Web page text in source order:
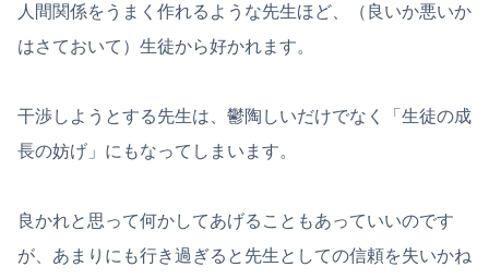
人間関係をうまく作れるような先生ほど、（良いか悪いか
はさておいて）生徒から好かれます。
干渉しようとする先生は、鬱陶しいだけでなく「生徒の成
長の妨げ」にもなってしまいます。
良かれと思って何かしてあげることもあっていいのです
が、あまりにも行き過ぎると先生としての信頼を失いかね